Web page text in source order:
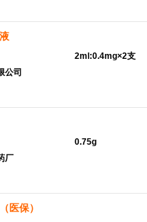
公司
2ml:0.4mg×2支
厂
0.75g
医保）